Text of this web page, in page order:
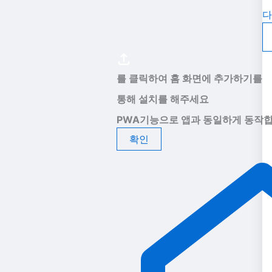
를 클릭하여 홈 화면에 추가하기를
통해 설치를 해주세요
PWA기능으로 앱과 동일하게 동작
확인